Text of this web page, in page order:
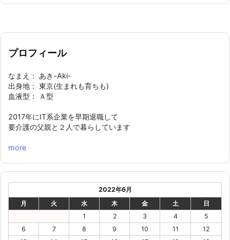
プロフィール
なまえ： あき-Aki-
出身地： 東京(生まれも育ちも)
血液型： Ａ型
2017年にIT系企業を早期退職して
要介護の父親と２人で暮らしています
more
2022年6月
月
火 水 木 金 土
日
1
2 3 4
5
6
7 8 9 10 11
12